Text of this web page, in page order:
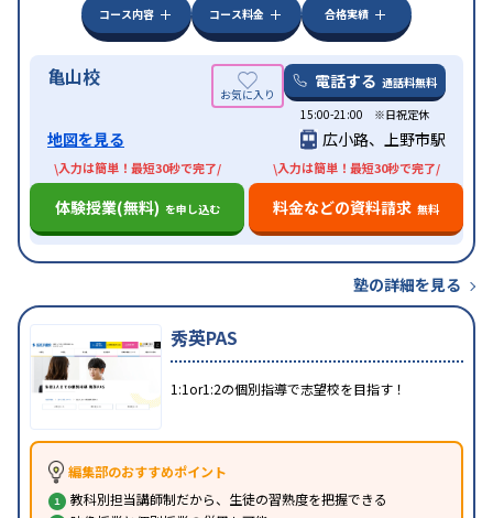
コース内容 コース料金 合格実績
亀山校 電話する 通話料無料
15:00-21:00 ※日祝定休
地図を見る 広小路、上野市駅
\入力は簡単！最短30秒で完了/
体験授業(無料) を申し込む
\入力は簡単！最短30秒で完了/
料金などの資料請求 無料
塾の詳細を見る
秀英PAS
1:1or1:2の個別指導で志望校を目指す！
編集部のおすすめポイント
教科別担当講師制だから、生徒の習熟度を把握できる